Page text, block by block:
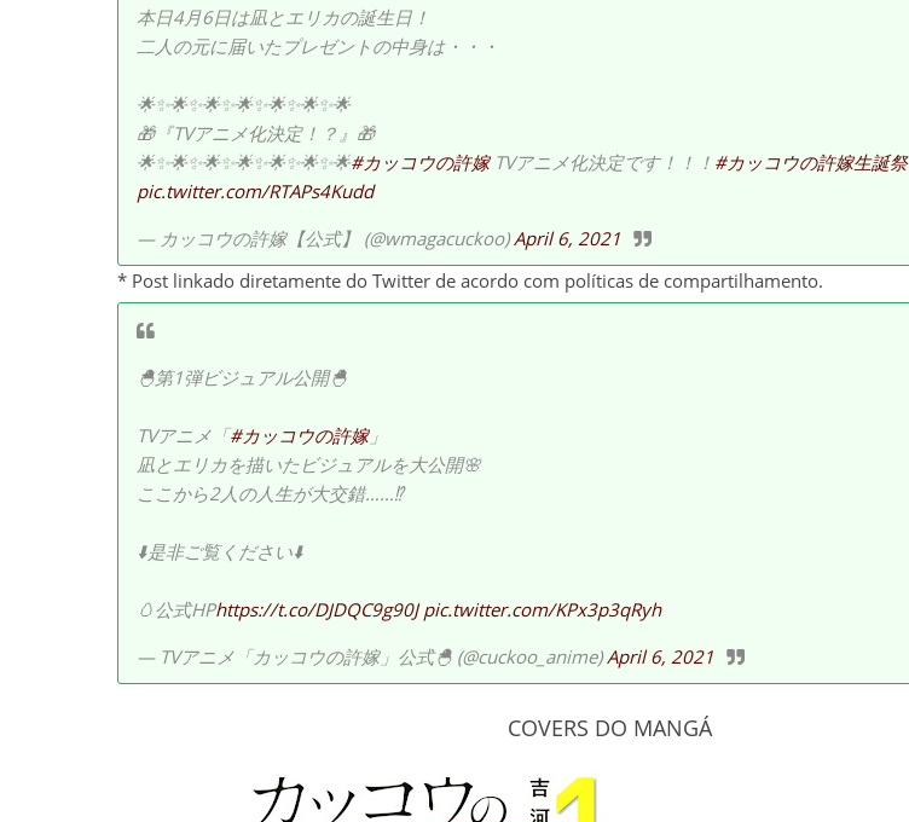
本日4月6日は凪とエリカの誕生日！
二人の元に届いたプレゼントの中身は・・・
🌟✨🌟✨🌟✨🌟✨🌟✨🌟✨🌟
🎁『TVアニメ化決定！？』🎁
🌟✨🌟✨🌟✨🌟✨🌟✨🌟✨🌟#カッコウの許嫁TVアニメ化決定です！！！ #カッコウの許嫁生誕祭
pic.twitter.com/RTAPs4Kudd
— カッコウの許嫁【公式】 (@wmagacuckoo)April 6, 2021
* Post linkado diretamente do Twitter de acordo com políticas de compartilhamento.
🐣第1弾ビジュアル公開🐣
TVアニメ「#カッコウの許嫁」
凪とエリカを描いたビジュアルを大公開🌸
ここから2人の人生が大交錯……⁉
⬇️是非ご覧ください⬇️
🥚公式HPhttps://t.co/DJDQC9g90J pic.twitter.com/KPx3p3qRyh
— TVアニメ「カッコウの許嫁」公式🐣 (@cuckoo_anime)April 6, 2021
COVERS DO MANGÁ